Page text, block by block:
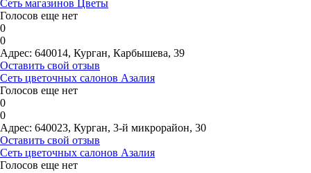
Сеть магазинов Цветы
Голосов еще нет
0
0
Адрес: 640014, Курган, Карбышева, 39
Оставить свой отзыв
Сеть цветочных салонов Азалия
Голосов еще нет
0
0
Адрес: 640023, Курган, 3-й микрорайон, 30
Оставить свой отзыв
Сеть цветочных салонов Азалия
Голосов еще нет